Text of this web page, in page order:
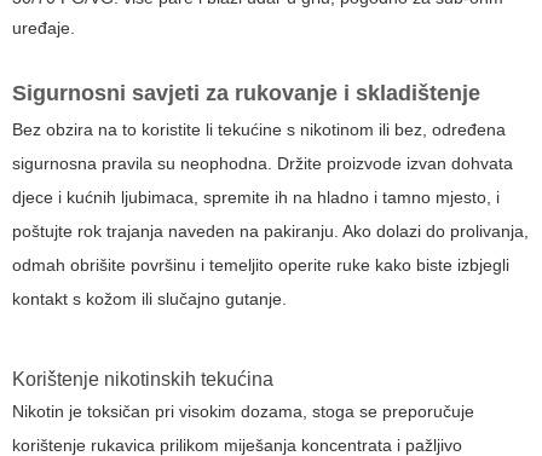
uređaje.
Sigurnosni savjeti za rukovanje i skladištenje
Bez obzira na to koristite li tekućine s nikotinom ili bez, određena
sigurnosna pravila su neophodna. Držite proizvode izvan dohvata
djece i kućnih ljubimaca, spremite ih na hladno i tamno mjesto, i
poštujte rok trajanja naveden na pakiranju. Ako dolazi do prolivanja,
odmah obrišite površinu i temeljito operite ruke kako biste izbjegli
kontakt s kožom ili slučajno gutanje.
Korištenje nikotinskih tekućina
Nikotin je toksičan pri visokim dozama, stoga se preporučuje
korištenje rukavica prilikom miješanja koncentrata i pažljivo